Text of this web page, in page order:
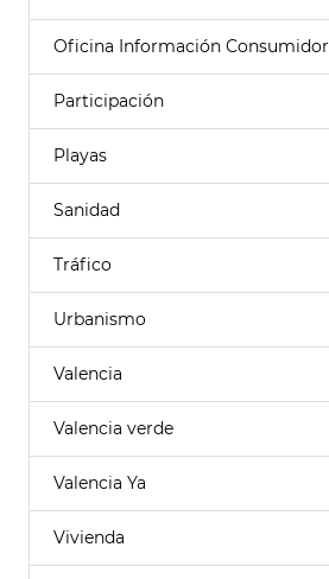
Oficina Información Consumidor
Participación
Playas
Sanidad
Tráfico
Urbanismo
Valencia
Valencia verde
Valencia Ya
Vivienda